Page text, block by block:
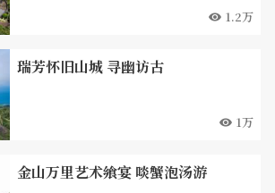
1.2万
瑞芳怀旧山城 寻幽访古
1万
金山万里艺术飨宴 啖蟹泡汤游